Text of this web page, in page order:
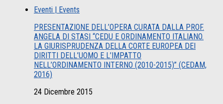
Eventi | Events
PRESENTAZIONE DELL’OPERA CURATA DALLA PROF.
ANGELA DI STASI “CEDU E ORDINAMENTO ITALIANO.
LA GIURISPRUDENZA DELLA CORTE EUROPEA DEI
DIRITTI DELL’UOMO E L’IMPATTO
NELL’ORDINAMENTO INTERNO (2010-2015)” (CEDAM,
2016)
24 Dicembre 2015